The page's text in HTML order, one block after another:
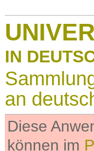
IN
an
Diese
können im